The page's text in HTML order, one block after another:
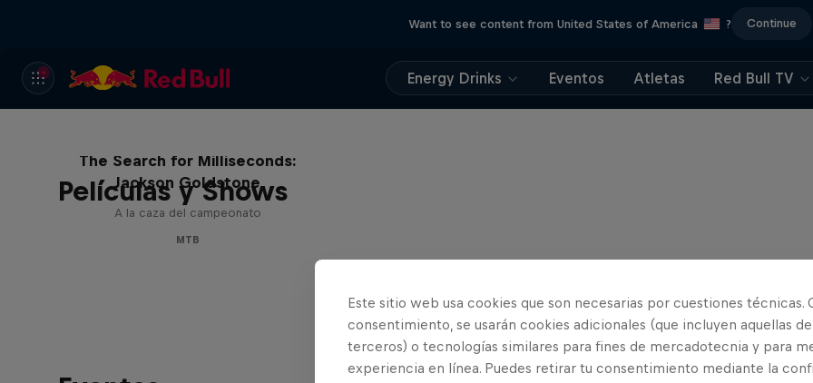
Want to see content from United States of America ? Continue
Energy Drinks Eventos Atletas Red Bull TV
Películas y Shows
The Search for Milliseconds:
Jackson Goldstone
A la caza del campeonato
MTB
Este sitio web usa cookies que son necesarias por cuestiones técnicas.
consentimiento, se usarán cookies adicionales (que incluyen aquellas de
terceros) o tecnologías similares para fines de mercadotecnia y para
experiencia en línea. Puedes retirar tu consentimiento mediante la